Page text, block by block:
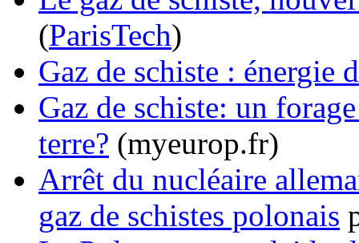
(ParisTech)
Gaz de schiste : énergie
Gaz de schiste: un
terre? (myeurop.fr)
Arrêt du nucléaire
gaz de schistes polonais